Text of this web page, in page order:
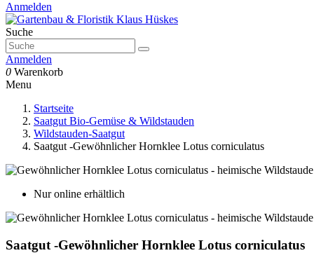
Anmelden
Suche
Anmelden
0 Warenkorb
Menu
Startseite
Saatgut Bio-Gemüse & Wildstauden
Wildstauden-Saatgut
Saatgut -Gewöhnlicher Hornklee Lotus corniculatus
Nur online erhältlich
Saatgut -Gewöhnlicher Hornklee Lotus corniculatus